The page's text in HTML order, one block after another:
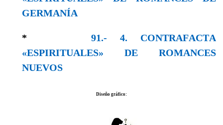
GERMANÍA
*91.- 4. COΝTRAFΑCTΑ
«ESPIRITUALES» DE ROMANCES
NUEVOS
Diseño gráfico: